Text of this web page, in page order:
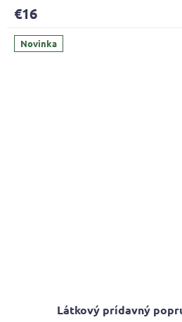
je
5
€16
Novinka
Látkový prídavný